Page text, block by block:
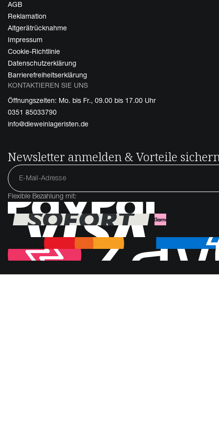
AGB
Reklamation
Altgerätrücknahme
Impressum
Cookie-Richtlinie
Datenschutzerklärung
Barrierefreiheitserklärung
KONTAKTIEREN SIE UNS
Öffnungszeiten: Mo. bis Fr., 09.00 bis 17.00 Uhr
0351 85033790
info@dieweinlageristen.de
Newsletter anmelden & Vorteile
Flexible Bezahlung mit: